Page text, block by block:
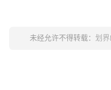
未经允许不得转载： 划